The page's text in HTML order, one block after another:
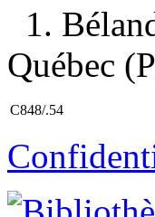
1.
Québec
C848/.54